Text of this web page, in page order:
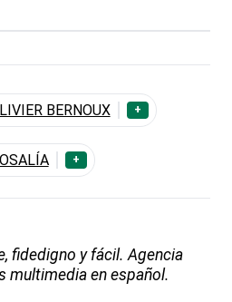
BERNOUX +
+
fidedigno y fácil. Agencia
multimedia en español.